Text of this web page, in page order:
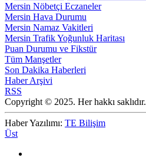
Mersin Nöbetçi Eczaneler
Mersin Hava Durumu
Mersin Namaz Vakitleri
Mersin Trafik Yoğunluk Haritası
Puan Durumu ve Fikstür
Tüm Manşetler
Son Dakika Haberleri
Haber Arşivi
RSS
Copyright © 2025. Her hakkı saklıdır.
Haber Yazılımı: TE Bilişim
Üst